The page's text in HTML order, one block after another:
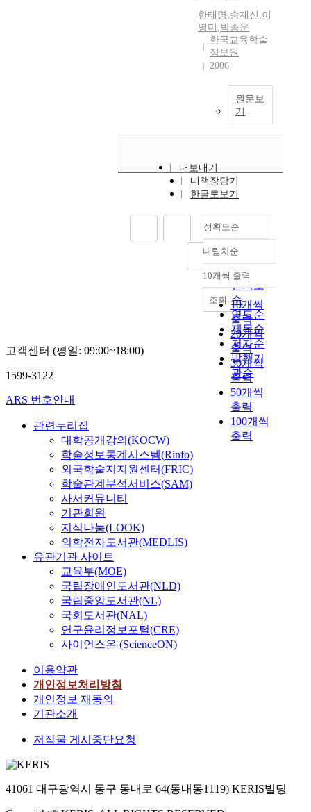
한태명 ,송재신 ,이
영미 ,박종운
한국교육학술
정보원
2006
원문보
기
내보내기
내책장담기
한글로보기
정확도순
정확도
순
인기도
순
연도순
제목순
저자순
발행기
관순
내림차순
내림차순
10개씩 출력
10개씩
출력
20개씩
출력
30개씩
출력
50개씩
출력
100개씩
출력
조회
고객센터 (평일: 09:00~18:00)
1599-3122
ARS 번호안내
관련누리집
대학공개강의(KOCW)
학술정보통계시스템(Rinfo)
외국학술지지원센터(FRIC)
학술관계분석서비스(SAM)
사서커뮤니티
기관회원
지식나눔(LOOK)
의학전자도서관(MEDLIS)
유관기관 사이트
교육부(MOE)
국립장애인도서관(NLD)
국립중앙도서관(NL)
국회도서관(NAL)
연구윤리정보포털(CRE)
사이언스온 (ScienceON)
이용약관
개인정보처리방침
개인정보 재동의
기관소개
저작물 게시중단요청
41061 대구광역시 동구 동내로 64(동내동1119) KERIS빌딩